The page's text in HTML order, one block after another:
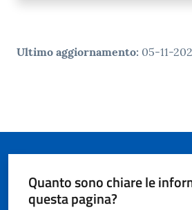
Ultimo aggiornamento: 05-11-
Quanto sono chiare le
questa pagina?